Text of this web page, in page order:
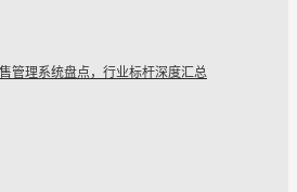
管理系统盘点，行业标杆深度汇总